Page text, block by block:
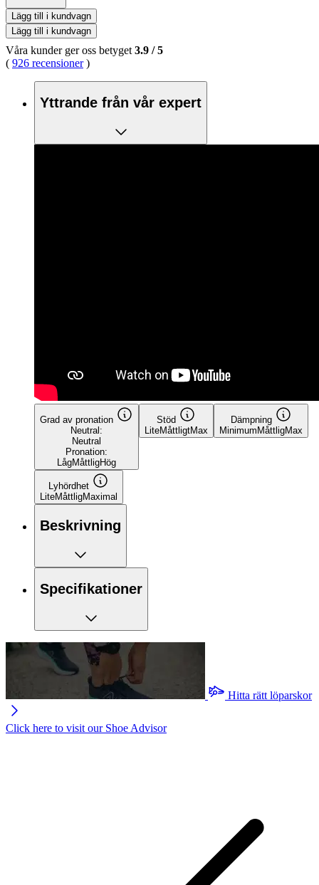
Lägg till i kundvagn
Lägg till i kundvagn
Våra kunder ger oss betyget 3.9 /5
( 926 recensioner)
Yttrande från vår expert
Grad av pronation
Neutral:
Neutral
Pronation:
LågMåttligHög
Stöd
LiteMåttligtMax
Dämpning
MinimumMåttligMax
Lyhördhet
LiteMåttligMaximal
Beskrivning
Specifikationer
Hitta rätt löparskor
Click here to visit our Shoe Advisor